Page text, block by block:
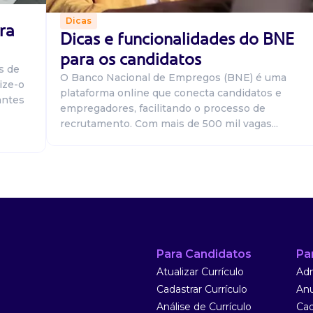
transporte.
comandas
em joão
alimentação
de
o
Dicas
Dicas e funcionalidades do BNE
para os candidatos
O Banco Nacional de Empregos (BNE) é uma
plataforma online que conecta candidatos e
empregadores, facilitando o processo de
recrutamento. Com mais de 500 mil vagas...
Para Candidatos
Atualizar Currículo
Cadastrar Currículo
Análise de Currículo